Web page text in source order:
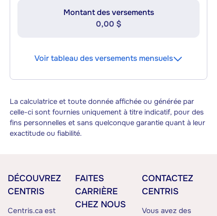
Montant des versements
0,00 $
Voir tableau des versements mensuels
La calculatrice et toute donnée affichée ou générée par
celle-ci sont fournies uniquement à titre indicatif, pour des
fins personnelles et sans quelconque garantie quant à leur
exactitude ou fiabilité.
DÉCOUVREZ
CENTRIS
Centris.ca est
FAITES
CARRIÈRE
CHEZ NOUS
CONTACTEZ
CENTRIS
Vous avez des